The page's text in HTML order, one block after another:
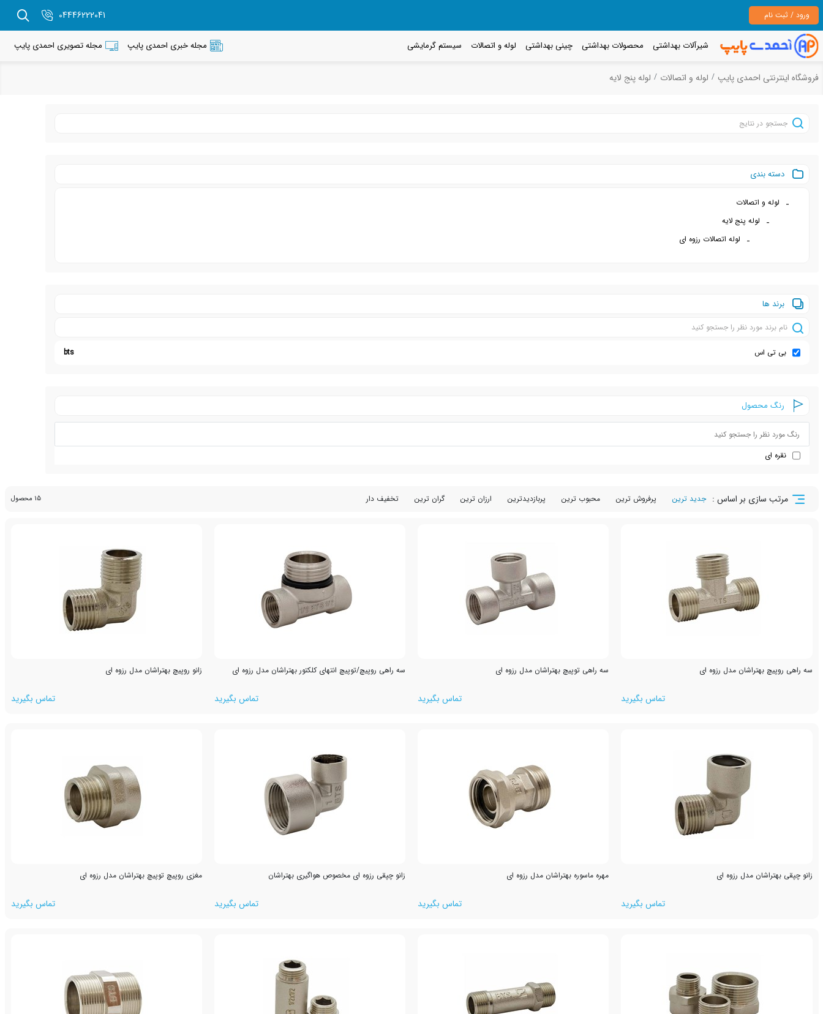
ورود / ثبت نام 04446222041
شیرآلات بهداشتی محصولات بهداشتی چینی بهداشتی لوله و اتصالات سیستم گرمایشی مجله خبری احمدی پایپ مجله تصویری احمدی پایپ
فروشگاه اینترنتی احمدی پایپ لوله و اتصالات لوله پنج لایه
دسته بندی
لوله و اتصالات
لوله پنج لایه
لوله اتصالات رزوه ای
برند ها
بی تی اس bts
رنگ محصول
نقره ای
مرتب سازی بر اساس : جدید ترین پرفروش ترین محبوب ترین پربازدیدترین ارزان ترین گران ترین تخفیف دار 15 محصول
سه راهی روپیچ بهتراشان مدل رزوه ای
تماس بگیرید
سه راهی توپیچ بهتراشان مدل رزوه ای
تماس بگیرید
سه راهی روپیچ/توپیچ انتهای کلکتور بهتراشان مدل رزوه ای
تماس بگیرید
زانو روپیچ بهتراشان مدل رزوه ای
تماس بگیرید
زانو چپقی بهتراشان مدل رزوه ای
تماس بگیرید
مهره ماسوره بهتراشان مدل رزوه ای
تماس بگیرید
زانو چپقی رزوه ای مخصوص هواگیری بهتراشان
تماس بگیرید
مغزی روپیچ توپیچ بهتراشان مدل رزوه ای
تماس بگیرید